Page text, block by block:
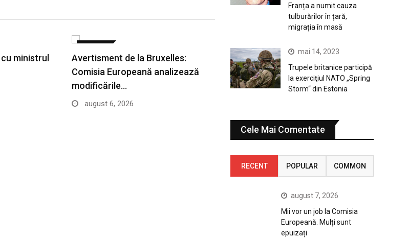
ministrul
Avertisment de la Bruxelles:
Comisia Europeană analizează
modificările…
august 6, 2026
Franța a numit cauza
tulburărilor în țară,
migrația în masă
mai 14, 2023
Trupele britanice participă
la exerciţiul NATO „Spring
Storm“ din Estonia
Cele Mai Comentate
RECENT POPULAR COMMON
august 7, 2026
Mii vor un job la Comisia
Europeană. Mulți sunt
epuizați